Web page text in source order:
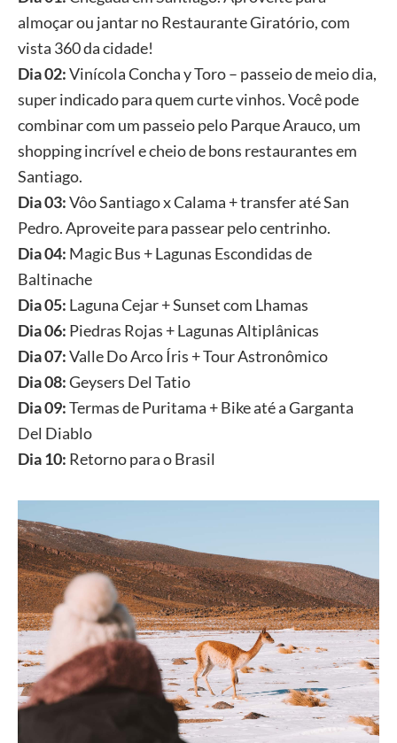
almoçar ou jantar no Restaurante Giratório, com
vista 360 da cidade!
Dia 02:Vinícola Concha y Toro – passeio de meio dia,
super indicado para quem curte vinhos. Você pode
combinar com um passeio pelo Parque Arauco, um
shopping incrível e cheio de bons restaurantes em
Santiago.
Dia 03:Vôo Santiago x Calama + transfer até San
Pedro. Aproveite para passear pelo centrinho.
Dia 04: Magic Bus + Lagunas Escondidas de
Baltinache
Dia 05: Laguna Cejar + Sunset com Lhamas
Dia 06: Piedras Rojas + Lagunas Altiplânicas
Dia 07:Valle Do Arco Íris + Tour Astronômico
Dia 08:Geysers Del Tatio
Dia 09:Termas de Puritama + Bike até a Garganta
Del Diablo
Dia 10: Retorno para o Brasil